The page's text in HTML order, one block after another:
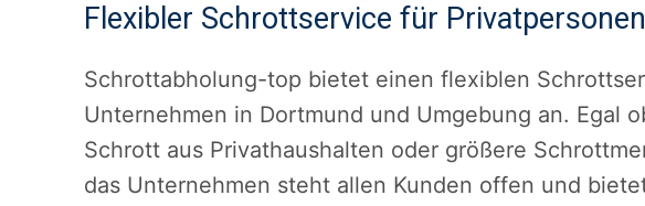
Flexibler Schrottservice für
Schrottabholung-top bietet einen flexiblen
Unternehmen in Dortmund und Umgebung an. Egal
Schrott aus Privathaushalten oder größere
das Unternehmen steht allen Kunden offen und